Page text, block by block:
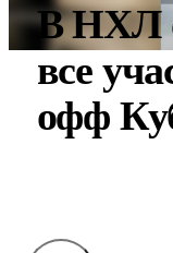
В НХЛ
все
офф